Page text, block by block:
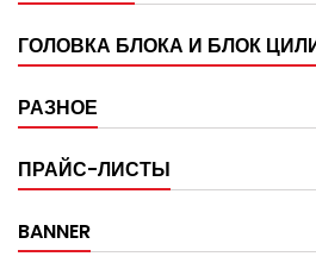
ГОЛОВКА БЛОКА И БЛОК
РАЗНОЕ
ПРАЙС-ЛИСТЫ
BANNER